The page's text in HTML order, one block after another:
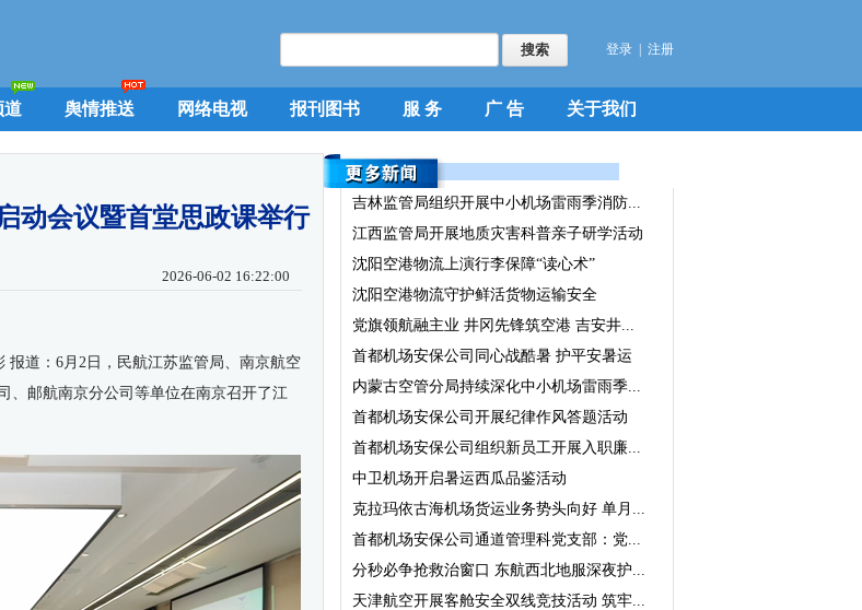
登录 注册
道 舆情推送 网络电视 报刊图书 服 务 广 告 关于我们
动会议暨首堂思政课举行
2026-06-02 16:22:00
报道： 6月 2 日，民航江苏监管局、南京航空
、邮航南京分公司等单位在南京召开了江
吉林监管局组织开展中小机场雷雨季消防...
江西监管局开展地质灾害科普亲子研学活动
沈阳空港物流上演行李保障“读心术”
沈阳空港物流守护鲜活货物运输安全
党旗领航融主业 井冈先锋筑空港 吉安井...
首都机场安保公司同心战酷暑 护平安暑运
内蒙古空管分局持续深化中小机场雷雨季...
首都机场安保公司开展纪律作风答题活动
首都机场安保公司组织新员工开展入职廉...
中卫机场开启暑运西瓜品鉴活动
克拉玛依古海机场货运业务势头向好 单月...
首都机场安保公司通道管理科党支部：党...
分秒必争抢救治窗口 东航西北地服深夜护...
天津航空开展客舱安全双线竞技活动 筑牢...